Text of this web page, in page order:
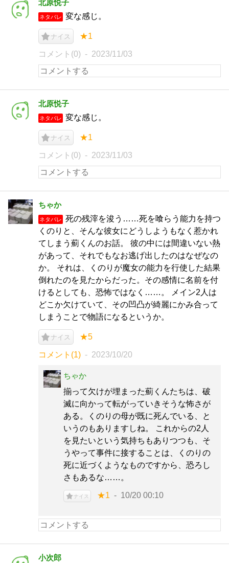
北原悦子
ネタバレ 変な感じ。
ナイス ★1
コメント(0) 2023/11/03
北原悦子
ネタバレ 変な感じ。
ナイス ★1
コメント(0) 2023/11/03
ちゃか
ネタバレ
死の残滓を浚う……死を喰らう能力を持つ
くのりと、そんな彼女にどうしようもなく惹かれ
てしまう薊くんのお話。 彼の中には間違いない熱
があって、それでもなお逃げ出したのはなぜなの
か。 それは、くのりが魔女の能力を行使した結果
倒れたのを見たからだった。その感情に名前を付
けるとしても、恐怖ではなく……。 メイン2人は
どこか欠けていて、その凹凸が綺麗にかみ合って
しまうことで物語になるというか。
ナイス ★5
コメント(1) 2023/10/20
ちゃか
揃って欠けが埋まった薊くんたちは、破
滅に向かって転がっていきそうな怖さが
ある。くのりの母が既に死んでいる、と
いうのもありますしね。 これからの2人
を見たいという気持ちもありつつも、そ
うやって事件に接することは、くのりの
死に近づくようなものですから、恐ろし
さもあるな……。
ナイス ★1 10/20 00:10
小次郎